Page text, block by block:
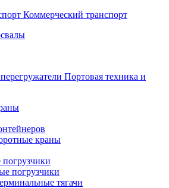
Коммерческий транспорт
Портовая техника и
краны
погрузчики
погрузчики
тягачи